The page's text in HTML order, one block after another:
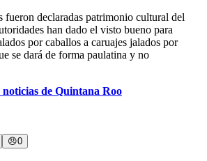
fueron declaradas patrimonio cultural del
han dado el visto bueno para
por caballos a caruajes jalados por
se dará de forma paulatina y no
noticias de Quintana Roo
😠0